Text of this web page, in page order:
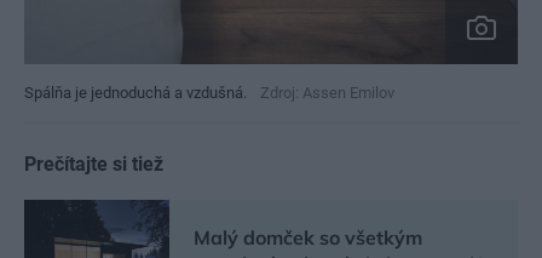
Spálňa je jednoduchá a vzdušná. Zdroj: Assen Emilov
Prečítajte si tiež
Malý domček so všetkým